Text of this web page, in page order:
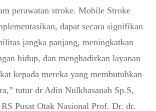
perawatan stroke. Mobile Stroke
dapat secara signifikan
jangka panjang, meningkatkan
hidup, dan menghadirkan layanan
kepada mereka yang membutuhkan
tutur dr Adin Nulkhasanah Sp.S,
Pusat Otak Nasional Prof. Dr. dr.